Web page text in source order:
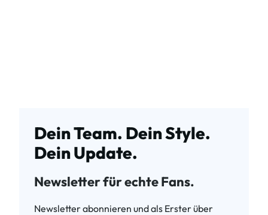
Dein Team. Dein Style.
Dein Update.
Newsletter für echte Fans.
Newsletter abonnieren und als Erster über